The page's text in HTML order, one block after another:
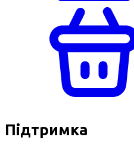
Підтримка